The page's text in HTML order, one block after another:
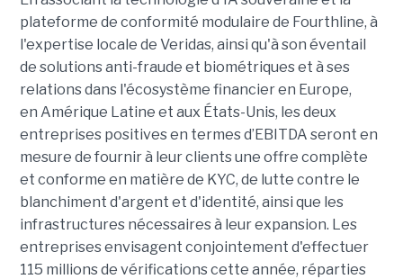
plateforme de conformité modulaire de Fourthline, à
l'expertise locale de Veridas, ainsi qu'à son éventail
de solutions anti-fraude et biométriques et à ses
relations dans l'écosystème financier en Europe,
en Amérique Latine et aux États-Unis, les deux
entreprises positives en termes d’EBITDA seront en
mesure de fournir à leur clients une offre complète
et conforme en matière de KYC, de lutte contre le
blanchiment d'argent et d'identité, ainsi que les
infrastructures nécessaires à leur expansion. Les
entreprises envisagent conjointement d'effectuer
115 millions de vérifications cette année, réparties